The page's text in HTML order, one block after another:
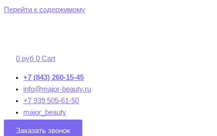
Перейти к содержимому
0 руб 0 Cart
+7 (843) 260-15-45
info@major-beauty.ru
+7 939 505-61-50
major_beauty
Заказать звонок